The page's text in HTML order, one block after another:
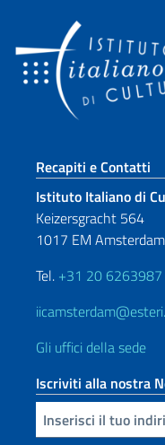
Sezione
Recapiti e Contatti
Istituto Italiano di
Keizersgracht 564
1017 EM Amsterdam
Tel. +31 20 6263987
Gli uffici della sede
Iscriviti alla nostra
Inserisci la tua email